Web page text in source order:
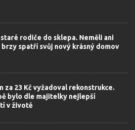
rodiče do sklepa. Neměli ani
brzy spatří svůj nový krásný domov
za 23 Kč vyžadoval rekonstrukce.
bylo dle majitelky nejlepší
v životě